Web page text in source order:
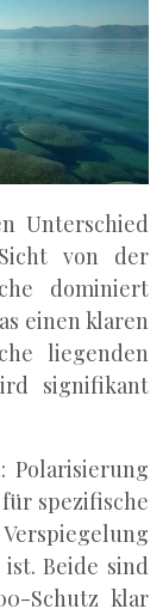
Unterschied
von der
dominiert
einen klaren
liegenden
signifikant
Polarisierung
spezifische
Beide sind
Schutz klar